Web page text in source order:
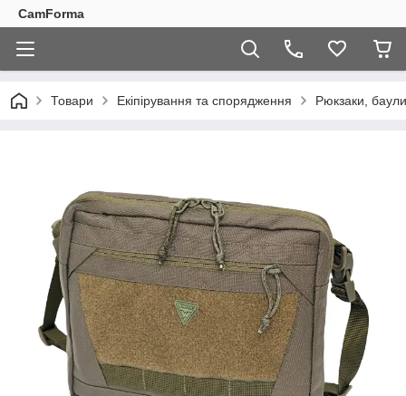
CamForma
Товари Екіпірування та спорядження Рюкзаки,